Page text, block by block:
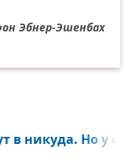
Эбнер-Эшенбах
в никуда. Но у